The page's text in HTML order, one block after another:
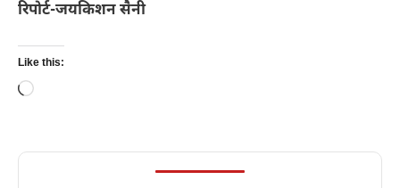
रिपोर्ट-जयकिशन सैनी
Like this:
Loading…